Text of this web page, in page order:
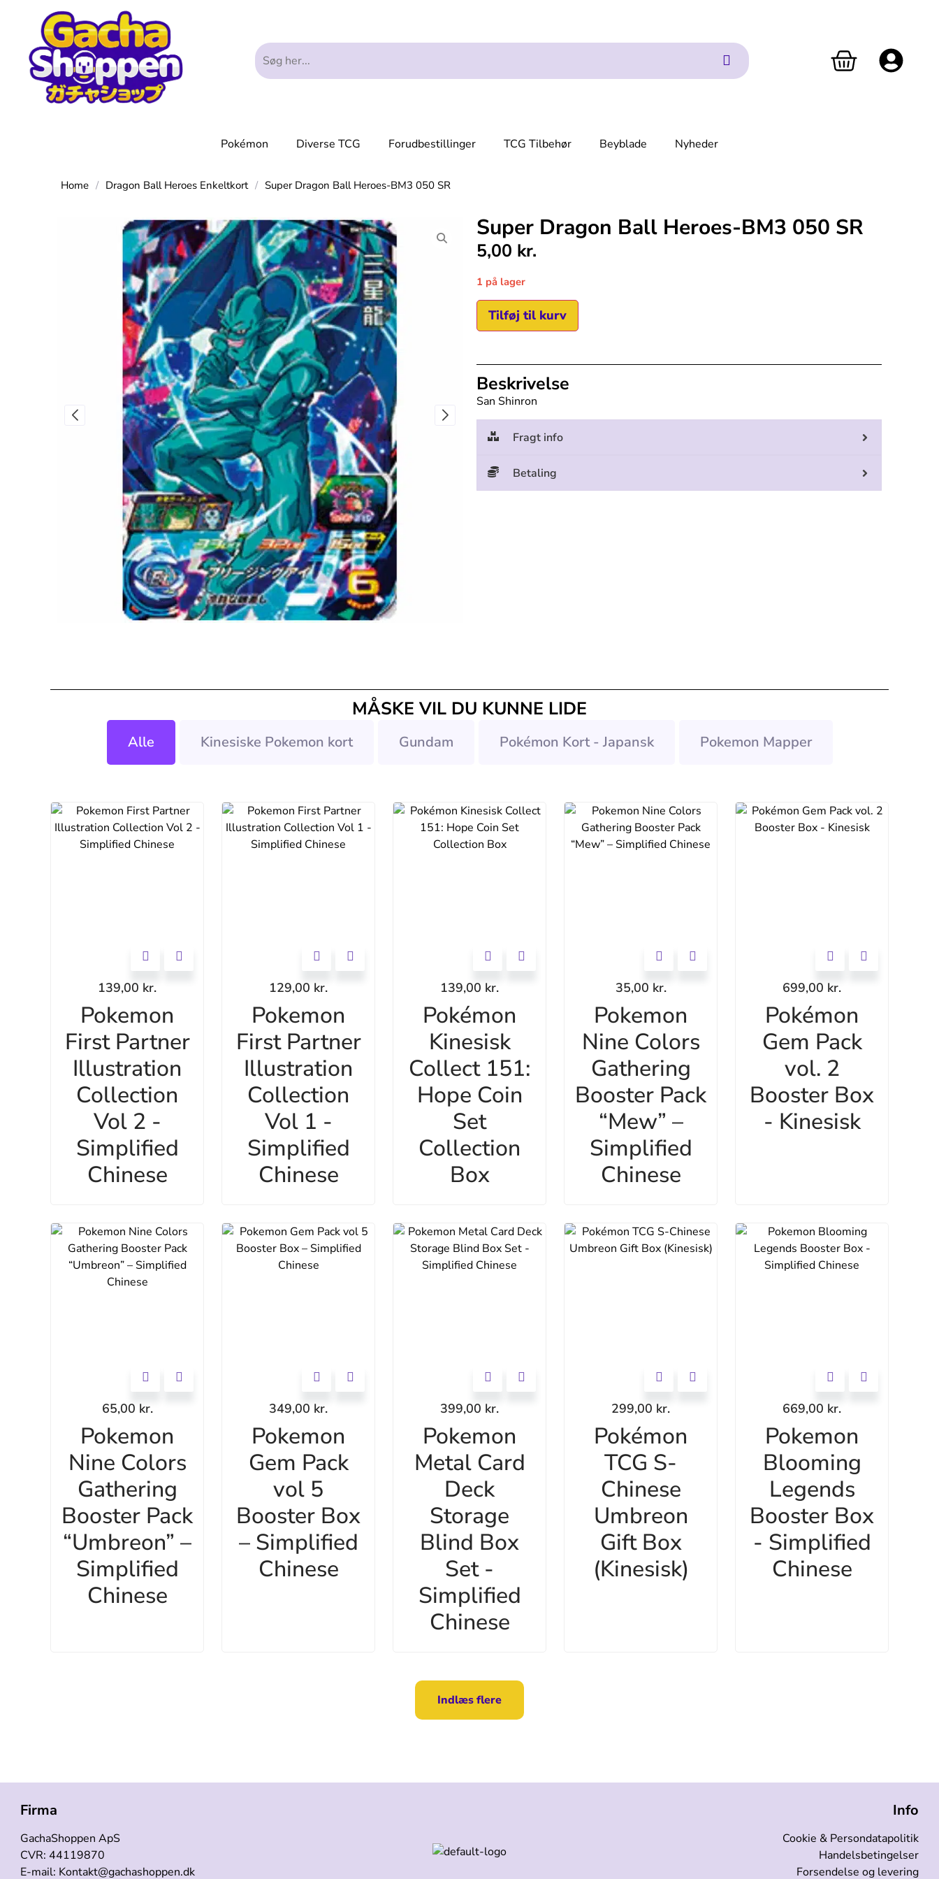
Pokémon Diverse TCG Forudbestillinger TCG Tilbehør Beyblade Nyheder
Home / Dragon Ball Heroes Enkeltkort / Super Dragon Ball Heroes-BM3 050 SR
Super Dragon Ball Heroes-BM3 050 SR
5,00 kr.
1 på lager
Tilføj til kurv
Beskrivelse
San Shinron
Fragt info
Betaling
MÅSKE VIL DU KUNNE LIDE
Alle Kinesiske Pokemon kort Gundam Pokémon Kort - Japansk Pokemon Mapper
139,00 kr.
Pokemon
First Partner
Illustration
Collection
Vol 2 -
Simplified
Chinese
129,00 kr.
Pokemon
First Partner
Illustration
Collection
Vol 1 -
Simplified
Chinese
139,00 kr.
Pokémon
Kinesisk
Collect 151:
Hope Coin
Set
Collection
Box
35,00 kr.
Pokemon
Nine Colors
Gathering
Booster Pack
“Mew” –
Simplified
Chinese
699,00 kr.
Pokémon
Gem Pack
vol. 2
Booster Box
- Kinesisk
65,00 kr.
Pokemon
Nine Colors
Gathering
Booster Pack
“Umbreon” –
Simplified
Chinese
349,00 kr.
Pokemon
Gem Pack
vol 5
Booster Box
– Simplified
Chinese
399,00 kr.
Pokemon
Metal Card
Deck
Storage
Blind Box
Set -
Simplified
Chinese
299,00 kr.
Pokémon
TCG S-
Chinese
Umbreon
Gift Box
(Kinesisk)
669,00 kr.
Pokemon
Blooming
Legends
Booster Box
- Simplified
Chinese
Indlæs flere
Firma
GachaShoppen ApS
CVR: 44119870
E-mail: Kontakt@gachashoppen.dk
Info
Cookie & Persondatapolitik
Handelsbetingelser
Forsendelse og levering